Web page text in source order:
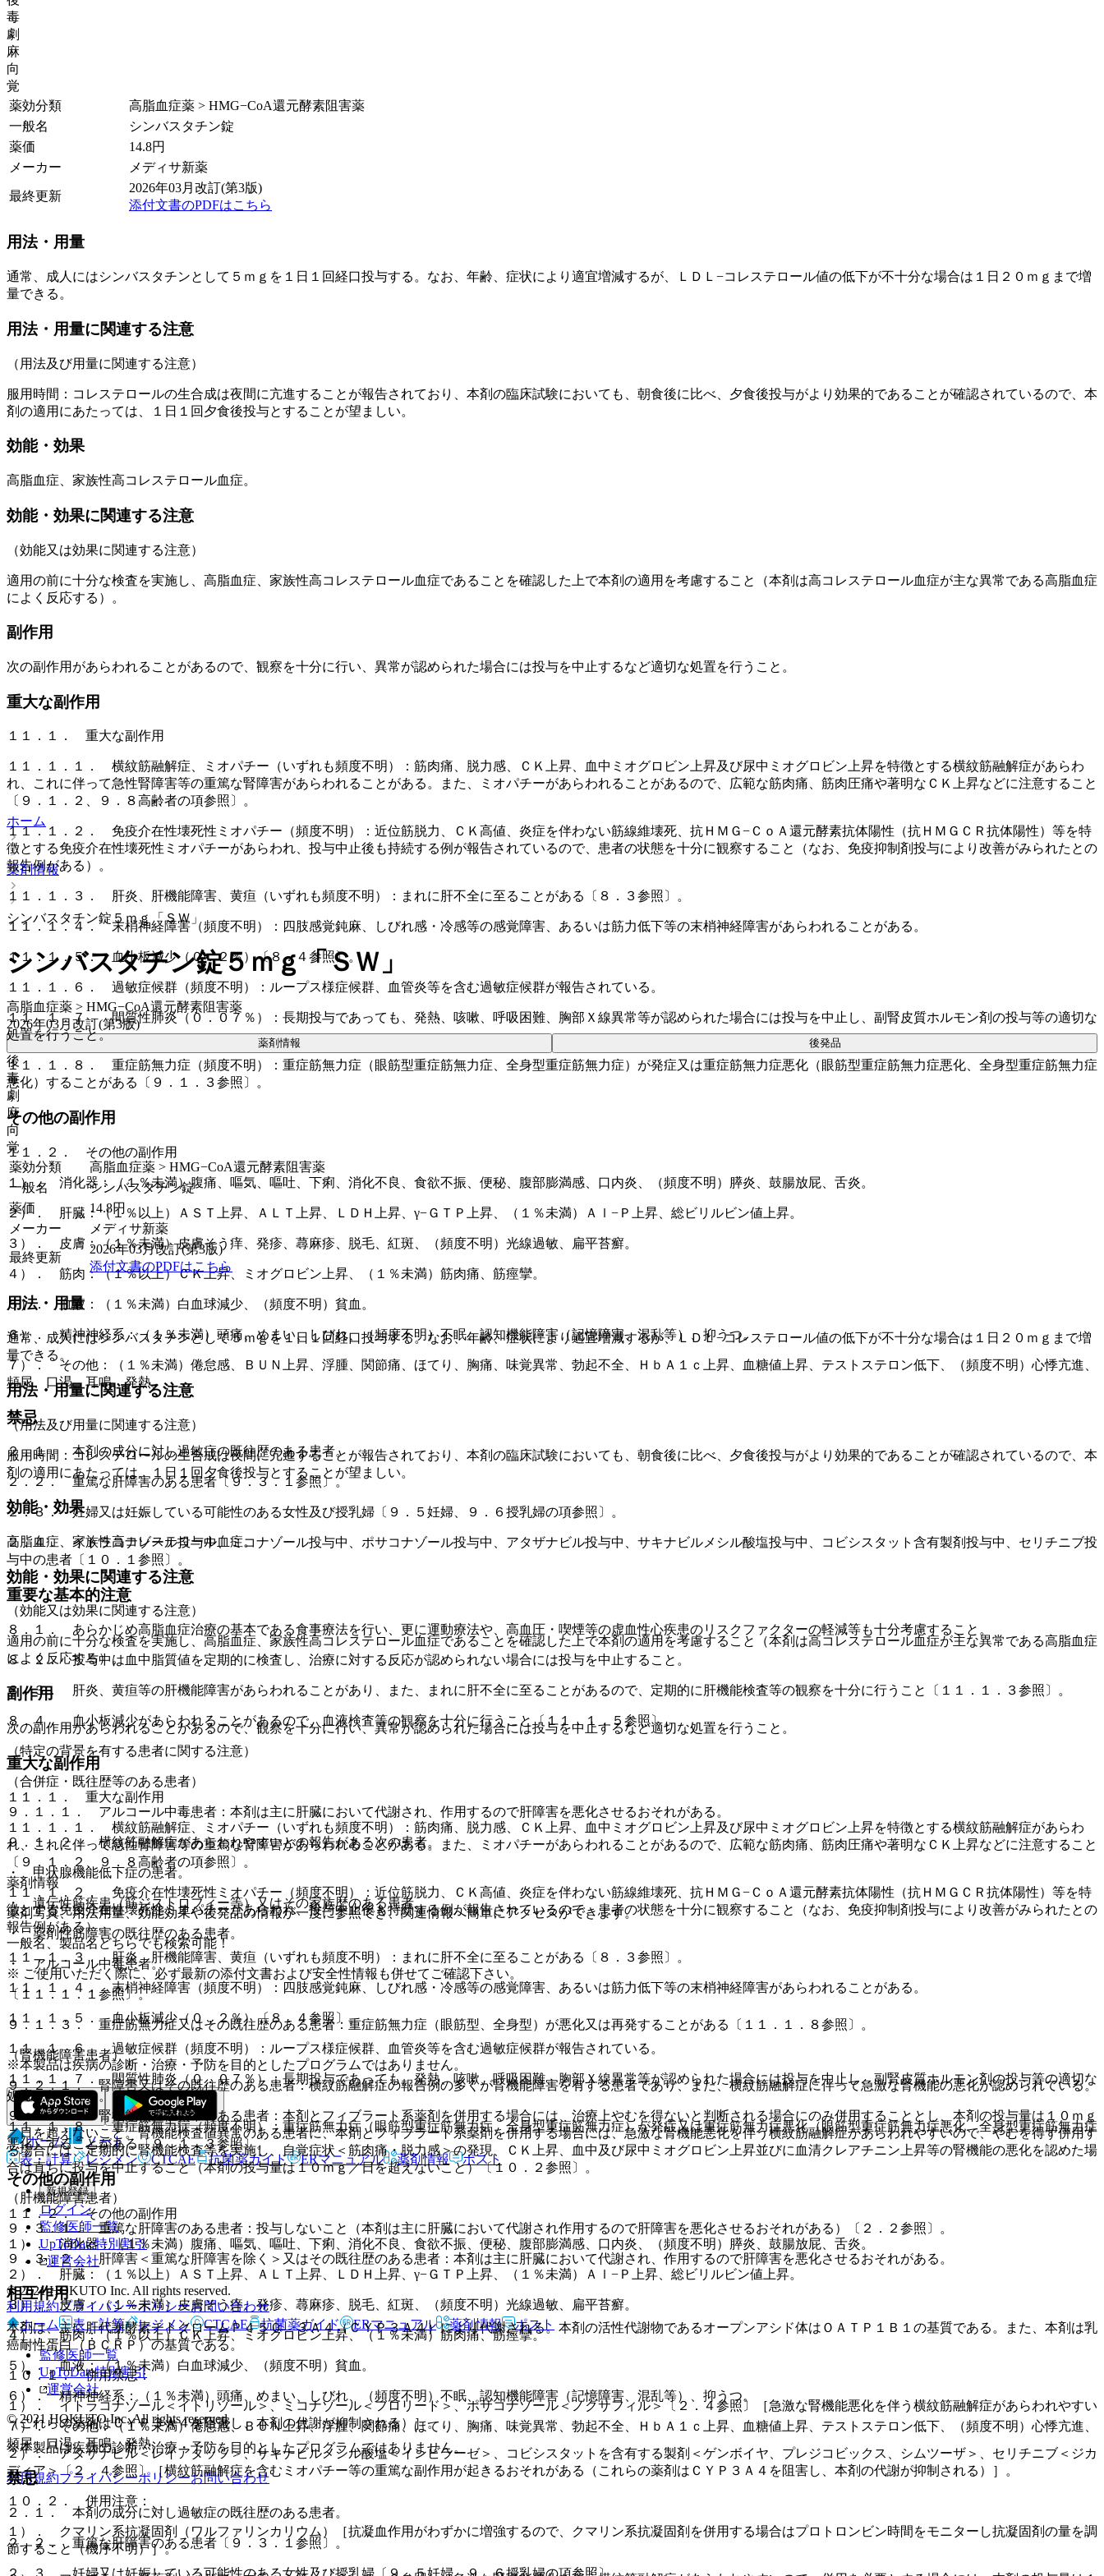
毒
劇
麻
向
覚
薬効分類
高脂血症薬 > HMG−CoA還元酵素阻害薬
一般名
シンバスタチン錠
薬価
14.8円
メーカー
メディサ新薬
最終更新
2026年03月改訂(第3版)
添付文書のPDFはこちら
用法・用量
通常、成人にはシンバスタチンとして５ｍｇを１日１回経口投与する。なお、年齢、症状により適宜増減するが、ＬＤＬ−コレステロール値の低下が不十分な場合は１日２０ｍｇまで増
量できる。
用法・用量に関連する注意
（用法及び用量に関連する注意）
服用時間：コレステロールの生合成は夜間に亢進することが報告されており、本剤の臨床試験においても、朝食後に比べ、夕食後投与がより効果的であることが確認されているので、本
剤の適用にあたっては、１日１回夕食後投与とすることが望ましい。
効能・効果
高脂血症、家族性高コレステロール血症。
効能・効果に関連する注意
（効能又は効果に関連する注意）
適用の前に十分な検査を実施し、高脂血症、家族性高コレステロール血症であることを確認した上で本剤の適用を考慮すること（本剤は高コレステロール血症が主な異常である高脂血症
によく反応する）。
副作用
次の副作用があらわれることがあるので、観察を十分に行い、異常が認められた場合には投与を中止するなど適切な処置を行うこと。
重大な副作用
１１．１． 重大な副作用
１１．１．１． 横紋筋融解症、ミオパチー（いずれも頻度不明）：筋肉痛、脱力感、ＣＫ上昇、血中ミオグロビン上昇及び尿中ミオグロビン上昇を特徴とする横紋筋融解症があらわ
れ、これに伴って急性腎障害等の重篤な腎障害があらわれることがある。また、ミオパチーがあらわれることがあるので、広範な筋肉痛、筋肉圧痛や著明なＣＫ上昇などに注意すること
〔９．１．２、９．８高齢者の項参照〕。
１１．１．２． 免疫介在性壊死性ミオパチー（頻度不明）：近位筋脱力、ＣＫ高値、炎症を伴わない筋線維壊死、抗ＨＭＧ−ＣｏＡ還元酵素抗体陽性（抗ＨＭＧＣＲ抗体陽性）等を特
徴とする免疫介在性壊死性ミオパチーがあらわれ、投与中止後も持続する例が報告されているので、患者の状態を十分に観察すること（なお、免疫抑制剤投与により改善がみられたとの
報告例がある）。
１１．１．３． 肝炎、肝機能障害、黄疸（いずれも頻度不明）：まれに肝不全に至ることがある〔８．３参照〕。
１１．１．４． 末梢神経障害（頻度不明）：四肢感覚鈍麻、しびれ感・冷感等の感覚障害、あるいは筋力低下等の末梢神経障害があらわれることがある。
１１．１．５． 血小板減少（０．２％）〔８．４参照〕。
１１．１．６． 過敏症候群（頻度不明）：ループス様症候群、血管炎等を含む過敏症候群が報告されている。
１１．１．７． 間質性肺炎（０．０７％）：長期投与であっても、発熱、咳嗽、呼吸困難、胸部Ｘ線異常等が認められた場合には投与を中止し、副腎皮質ホルモン剤の投与等の適切な
処置を行うこと。
１１．１．８． 重症筋無力症（頻度不明）：重症筋無力症（眼筋型重症筋無力症、全身型重症筋無力症）が発症又は重症筋無力症悪化（眼筋型重症筋無力症悪化、全身型重症筋無力症
悪化）することがある〔９．１．３参照〕。
その他の副作用
１１．２． その他の副作用
１）． 消化器：（１％未満）腹痛、嘔気、嘔吐、下痢、消化不良、食欲不振、便秘、腹部膨満感、口内炎、（頻度不明）膵炎、鼓腸放屁、舌炎。
２）． 肝臓：（１％以上）ＡＳＴ上昇、ＡＬＴ上昇、ＬＤＨ上昇、γ−ＧＴＰ上昇、（１％未満）Ａｌ−Ｐ上昇、総ビリルビン値上昇。
３）． 皮膚：（１％未満）皮膚そう痒、発疹、蕁麻疹、脱毛、紅斑、（頻度不明）光線過敏、扁平苔癬。
４）． 筋肉：（１％以上）ＣＫ上昇、ミオグロビン上昇、（１％未満）筋肉痛、筋痙攣。
５）． 血液：（１％未満）白血球減少、（頻度不明）貧血。
６）． 精神神経系：（１％未満）頭痛、めまい、しびれ、（頻度不明）不眠、認知機能障害（記憶障害、混乱等）、抑うつ。
７）． その他：（１％未満）倦怠感、ＢＵＮ上昇、浮腫、関節痛、ほてり、胸痛、味覚異常、勃起不全、ＨｂＡ１ｃ上昇、血糖値上昇、テストステロン低下、（頻度不明）心悸亢進、
頻尿、口渇、耳鳴、発熱。
禁忌
２．１． 本剤の成分に対し過敏症の既往歴のある患者。
２．２． 重篤な肝障害のある患者〔９．３．１参照〕。
２．３． 妊婦又は妊娠している可能性のある女性及び授乳婦〔９．５妊婦、９．６授乳婦の項参照〕。
２．４． イトラコナゾール投与中、ミコナゾール投与中、ポサコナゾール投与中、アタザナビル投与中、サキナビルメシル酸塩投与中、コビシスタット含有製剤投与中、セリチニブ投
与中の患者〔１０．１参照〕。
重要な基本的注意
８．１． あらかじめ高脂血症治療の基本である食事療法を行い、更に運動療法や、高血圧・喫煙等の虚血性心疾患のリスクファクターの軽減等も十分考慮すること。
８．２． 投与中は血中脂質値を定期的に検査し、治療に対する反応が認められない場合には投与を中止すること。
８．３． 肝炎、黄疸等の肝機能障害があらわれることがあり、また、まれに肝不全に至ることがあるので、定期的に肝機能検査等の観察を十分に行うこと〔１１．１．３参照〕。
８．４． 血小板減少があらわれることがあるので、血液検査等の観察を十分に行うこと〔１１．１．５参照〕。
（特定の背景を有する患者に関する注意）
（合併症・既往歴等のある患者）
９．１．１． アルコール中毒患者：本剤は主に肝臓において代謝され、作用するので肝障害を悪化させるおそれがある。
９．１．２． 横紋筋融解症があらわれやすいとの報告がある次の患者。
・ 甲状腺機能低下症の患者。
・ 遺伝性筋疾患（筋ジストロフィー等）又はその家族歴のある患者。
・ 薬剤性筋障害の既往歴のある患者。
・ アルコール中毒患者。
〔１１．１．１参照〕。
９．１．３． 重症筋無力症又はその既往歴のある患者：重症筋無力症（眼筋型、全身型）が悪化又は再発することがある〔１１．１．８参照〕。
（腎機能障害患者）
９．２．１． 腎障害又はその既往歴のある患者：横紋筋融解症の報告例の多くが腎機能障害を有する患者であり、また、横紋筋融解症に伴って急激な腎機能の悪化が認められている。
９．２．２． 腎機能検査値異常のある患者：本剤とフィブラート系薬剤を併用する場合には、治療上やむを得ないと判断される場合にのみ併用することとし、本剤の投与量は１０ｍｇ
／日を超えないこと。腎機能検査値異常のある患者に、本剤とフィブラート系薬剤を併用する場合には、急激な腎機能悪化を伴う横紋筋融解症があらわれやすいので、やむを得ず併用す
る場合には、定期的に腎機能検査等を実施し、自覚症状＜筋肉痛・脱力感＞の発現、ＣＫ上昇、血中及び尿中ミオグロビン上昇並びに血清クレアチニン上昇等の腎機能の悪化を認めた場
合は直ちに投与を中止すること（本剤の投与量は１０ｍｇ／日を超えないこと）〔１０．２参照〕。
（肝機能障害患者）
９．３．１． 重篤な肝障害のある患者：投与しないこと（本剤は主に肝臓において代謝され作用するので肝障害を悪化させるおそれがある）〔２．２参照〕。
９．３．２． 肝障害＜重篤な肝障害を除く＞又はその既往歴のある患者：本剤は主に肝臓において代謝され、作用するので肝障害を悪化させるおそれがある。
相互作用
本剤は、主に肝代謝酵素チトクロームＰ４５０ ３Ａ４（ＣＹＰ３Ａ４）により代謝される。本剤の活性代謝物であるオープンアシド体はＯＡＴＰ１Ｂ１の基質である。また、本剤は乳
癌耐性蛋白（ＢＣＲＰ）の基質である。
１０．１． 併用禁忌：
１）． イトラコナゾール＜イトリゾール＞、ミコナゾール＜フロリード＞、ポサコナゾール＜ノクサフィル＞〔２．４参照〕［急激な腎機能悪化を伴う横紋筋融解症があらわれやすい
（これらの薬剤はＣＹＰ３Ａ４を阻害し、本剤の代謝が抑制される）］。
２）． アタザナビル＜レイアタッツ＞、サキナビルメシル酸塩＜インビラーゼ＞、コビシスタットを含有する製剤＜ゲンボイヤ、プレジコビックス、シムツーザ＞、セリチニブ＜ジカ
ディア＞〔２．４参照〕［横紋筋融解症を含むミオパチー等の重篤な副作用が起きるおそれがある（これらの薬剤はＣＹＰ３Ａ４を阻害し、本剤の代謝が抑制される）］。
１０．２． 併用注意：
１）． クマリン系抗凝固剤（ワルファリンカリウム）［抗凝血作用がわずかに増強するので、クマリン系抗凝固剤を併用する場合はプロトロンビン時間をモニターし抗凝固剤の量を調
節すること（機序不明）］。
ホーム
薬剤情報
シンバスタチン錠５ｍｇ「ＳＷ」
シンバスタチン錠５ｍｇ「ＳＷ」
高脂血症薬 > HMG−CoA還元酵素阻害薬
2026年03月改訂(第3版)
薬剤情報 後発品
後
毒
劇
麻
向
覚
薬効分類
高脂血症薬 > HMG−CoA還元酵素阻害薬
一般名
シンバスタチン錠
薬価
14.8円
メーカー
メディサ新薬
最終更新
2026年03月改訂(第3版)
添付文書のPDFはこちら
用法・用量
通常、成人にはシンバスタチンとして５ｍｇを１日１回経口投与する。なお、年齢、症状により適宜増減するが、ＬＤＬ−コレステロール値の低下が不十分な場合は１日２０ｍｇまで増
量できる。
用法・用量に関連する注意
（用法及び用量に関連する注意）
服用時間：コレステロールの生合成は夜間に亢進することが報告されており、本剤の臨床試験においても、朝食後に比べ、夕食後投与がより効果的であることが確認されているので、本
剤の適用にあたっては、１日１回夕食後投与とすることが望ましい。
効能・効果
高脂血症、家族性高コレステロール血症。
効能・効果に関連する注意
（効能又は効果に関連する注意）
適用の前に十分な検査を実施し、高脂血症、家族性高コレステロール血症であることを確認した上で本剤の適用を考慮すること（本剤は高コレステロール血症が主な異常である高脂血症
によく反応する）。
副作用
次の副作用があらわれることがあるので、観察を十分に行い、異常が認められた場合には投与を中止するなど適切な処置を行うこと。
重大な副作用
１１．１． 重大な副作用
１１．１．１． 横紋筋融解症、ミオパチー（いずれも頻度不明）：筋肉痛、脱力感、ＣＫ上昇、血中ミオグロビン上昇及び尿中ミオグロビン上昇を特徴とする横紋筋融解症があらわ
れ、これに伴って急性腎障害等の重篤な腎障害があらわれることがある。また、ミオパチーがあらわれることがあるので、広範な筋肉痛、筋肉圧痛や著明なＣＫ上昇などに注意すること
〔９．１．２、９．８高齢者の項参照〕。
１１．１．２． 免疫介在性壊死性ミオパチー（頻度不明）：近位筋脱力、ＣＫ高値、炎症を伴わない筋線維壊死、抗ＨＭＧ−ＣｏＡ還元酵素抗体陽性（抗ＨＭＧＣＲ抗体陽性）等を特
徴とする免疫介在性壊死性ミオパチーがあらわれ、投与中止後も持続する例が報告されているので、患者の状態を十分に観察すること（なお、免疫抑制剤投与により改善がみられたとの
報告例がある）。
１１．１．３． 肝炎、肝機能障害、黄疸（いずれも頻度不明）：まれに肝不全に至ることがある〔８．３参照〕。
１１．１．４． 末梢神経障害（頻度不明）：四肢感覚鈍麻、しびれ感・冷感等の感覚障害、あるいは筋力低下等の末梢神経障害があらわれることがある。
１１．１．５． 血小板減少（０．２％）〔８．４参照〕。
１１．１．６． 過敏症候群（頻度不明）：ループス様症候群、血管炎等を含む過敏症候群が報告されている。
１１．１．７． 間質性肺炎（０．０７％）：長期投与であっても、発熱、咳嗽、呼吸困難、胸部Ｘ線異常等が認められた場合には投与を中止し、副腎皮質ホルモン剤の投与等の適切な
処置を行うこと。
１１．１．８． 重症筋無力症（頻度不明）：重症筋無力症（眼筋型重症筋無力症、全身型重症筋無力症）が発症又は重症筋無力症悪化（眼筋型重症筋無力症悪化、全身型重症筋無力症
悪化）することがある〔９．１．３参照〕。
その他の副作用
１１．２． その他の副作用
１）． 消化器：（１％未満）腹痛、嘔気、嘔吐、下痢、消化不良、食欲不振、便秘、腹部膨満感、口内炎、（頻度不明）膵炎、鼓腸放屁、舌炎。
２）． 肝臓：（１％以上）ＡＳＴ上昇、ＡＬＴ上昇、ＬＤＨ上昇、γ−ＧＴＰ上昇、（１％未満）Ａｌ−Ｐ上昇、総ビリルビン値上昇。
３）． 皮膚：（１％未満）皮膚そう痒、発疹、蕁麻疹、脱毛、紅斑、（頻度不明）光線過敏、扁平苔癬。
４）． 筋肉：（１％以上）ＣＫ上昇、ミオグロビン上昇、（１％未満）筋肉痛、筋痙攣。
５）． 血液：（１％未満）白血球減少、（頻度不明）貧血。
６）． 精神神経系：（１％未満）頭痛、めまい、しびれ、（頻度不明）不眠、認知機能障害（記憶障害、混乱等）、抑うつ。
７）． その他：（１％未満）倦怠感、ＢＵＮ上昇、浮腫、関節痛、ほてり、胸痛、味覚異常、勃起不全、ＨｂＡ１ｃ上昇、血糖値上昇、テストステロン低下、（頻度不明）心悸亢進、
頻尿、口渇、耳鳴、発熱。
禁忌
２．１． 本剤の成分に対し過敏症の既往歴のある患者。
２．２． 重篤な肝障害のある患者〔９．３．１参照〕。
薬剤情報
薬剤写真、用法用量、効能効果や後発品の情報が一度に参照でき、関連情報へ簡単にアクセスができます。
一般名、製品名どちらでも検索可能！
※ ご使用いただく際に、必ず最新の添付文書および安全性情報も併せてご確認下さい。
※本製品は疾病の診断・治療・予防を目的としたプログラムではありません。
ホーム
ノート
表・計算
レジメン CTCAE 抗菌薬ガイド ERマニュアル 薬剤情報 ポスト
新規登録
ログイン
監修医師一覧
UpToDate特別割引
運営会社
© 2021 HOKUTO Inc. All rights reserved.
利用規約プライバシーポリシーお問い合わせ
ホーム
表・計算 レジメン CTCAE 抗菌薬ガイド ERマニュアル 薬剤情報 ポスト
監修医師一覧
UpToDate特別割引
運営会社
© 2021 HOKUTO Inc. All rights reserved.
※本製品は疾病の診断・治療・予防を目的としたプログラムではありません。
利用規約プライバシーポリシーお問い合わせ